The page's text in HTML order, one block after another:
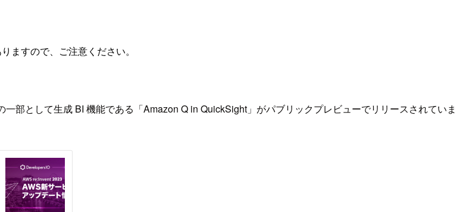
ますので、ご注意ください。
部として生成 BI 機能である「Amazon Q in QuickSight」がパブリックプレビューでリリースされていま